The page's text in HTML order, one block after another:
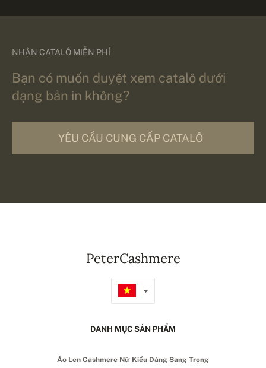
NHẬN CATALÔ MIỄN PHÍ
Bạn có muốn duyệt xem catalô dưới
dạng bản in không?
YÊU CẦU CUNG CẤP CATALÔ
PeterCashmere
DANH MỤC SẢN PHẨM
Áo Len Cashmere Nữ Kiểu Dáng Sang Trọng